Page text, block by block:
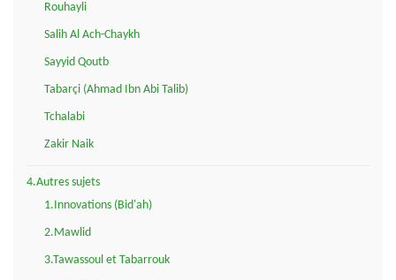
Rouhayli
Salih Al Ach-Chaykh
Sayyid Qoutb
Tabarçi (Ahmad Ibn Abi Talib)
Tchalabi
Zakir Naik
4.Autres sujets
1.Innovations (Bid'ah)
2.Mawlid
3.Tawassoul et Tabarrouk